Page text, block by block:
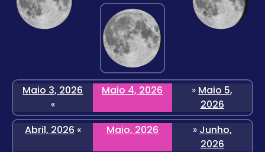
Maio 3, 2026
«
Maio 4, 2026 » Maio 5,
2026
Abril, 2026 « Maio, 2026 » Junho,
2026